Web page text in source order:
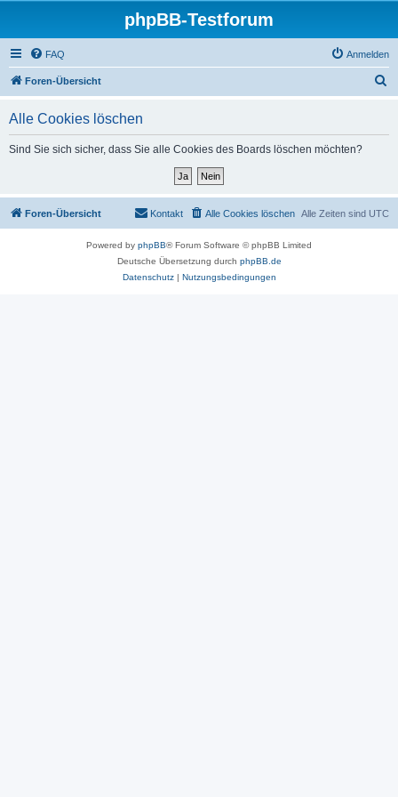
phpBB-Testforum
FAQ Anmelden
Foren-Übersicht
Alle Cookies löschen
Sind Sie sich sicher, dass Sie alle Cookies des Boards löschen möchten?
Foren-Übersicht Alle Zeiten sind UTC
Alle Cookies löschen
Kontakt
Powered by phpBB® Forum Software © phpBB Limited
Deutsche Übersetzung durch phpBB.de
Datenschutz| Nutzungsbedingungen